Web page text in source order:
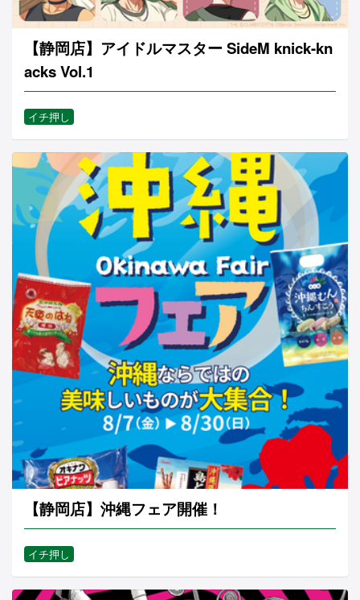
【静岡店】アイドルマスター SideM knick-kn
acks Vol.1
イチ押し
【静岡店】沖縄フェア開催！
イチ押し